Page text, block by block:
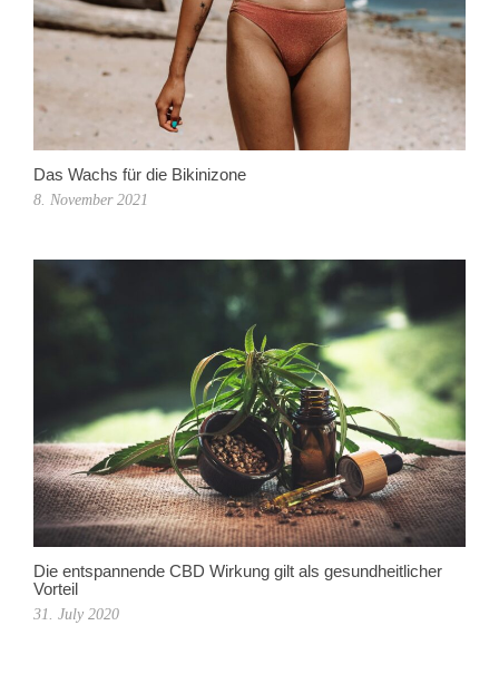
Das Wachs für die Bikinizone
8. November 2021
Die entspannende CBD Wirkung gilt als gesundheitlicher
Vorteil
31. July 2020